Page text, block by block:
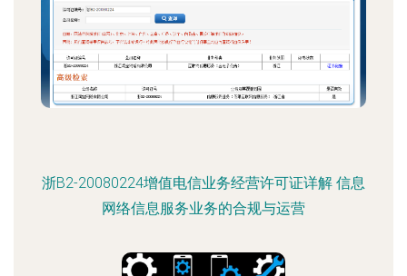
浙B2-20080224增值电信业务经营许可证详解 信息
网络信息服务业务的合规与运营